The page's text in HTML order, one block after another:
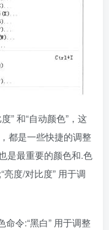
” 和“自动颜色”，这
都是一些快捷的调整
是最重要的颜色和.色
亮度/对比度” 用于调
令:“黑白” 用于调整